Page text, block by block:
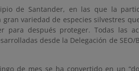
de Santander, en las que la
variedad de especies silvestres
después proteger. Todas las
desde la Delegación de SEO/
de mes se ha convertido en un